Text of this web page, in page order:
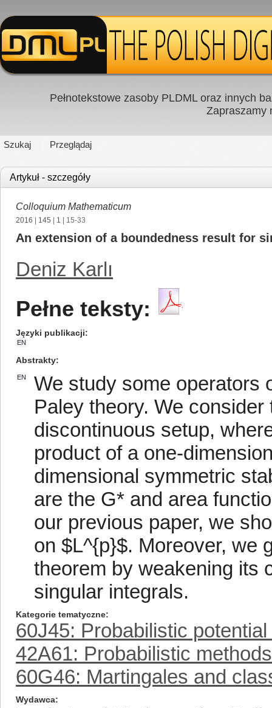
Pełnotekstowe zasoby PLDML oraz innych
Zapraszamy
Szukaj Przeglądaj
Artykuł - szczegóły
Colloquium Mathematicum
2016 145 1 | 15-33
An extension of a boundedness result for
Deniz Karlı
Pełne teksty:
Języki publikacji
EN
Abstrakty
EN
We study some operators
Paley theory. We
discontinuous setup,
product of a one-
dimensional symmetric
are the G* and area
our previous paper, we
on $L^{p}$. Moreover, we
theorem by weakening its
singular integrals.
Kategorie tematyczne
60J45: Probabilistic
42A61: Probabilistic methods
60G46: Martingales and
Wydawca